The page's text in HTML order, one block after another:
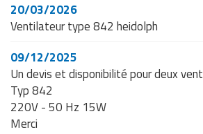
20/03/2026
Ventilateur type 842 heidolph
09/12/2025
Un devis et disponibilité pour deux
Typ 842
220V - 50 Hz 15W
Merci